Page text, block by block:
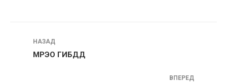
Навигация
НАЗАД
МРЭО ГИБДД
ВПЕРЕД